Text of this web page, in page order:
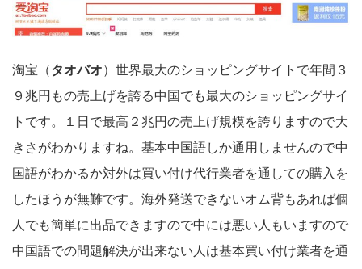
淘宝（タオバオ）世界最大のショッピングサイトで年間３
９兆円もの売上げを誇る中国でも最大のショッピングサイ
トです。１日で最高２兆円の売上げ規模を誇りますので大
きさがわかりますね。基本中国語しか通用しませんので中
国語がわかるか対外は買い付け代行業者を通しての購入を
したほうが無難です。海外発送できないオム背もあれば個
人でも簡単に出品できますので中には悪い人もいますので
中国語での問題解決が出来ない人は基本買い付け業者を通